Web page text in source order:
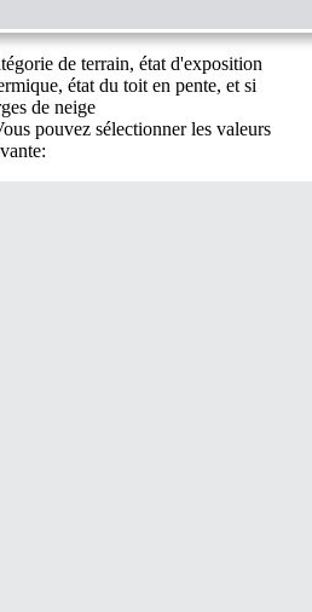
de terrain, état d'exposition
état du toit en pente, et si
de neige
pouvez sélectionner les valeurs